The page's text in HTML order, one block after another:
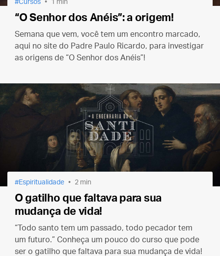
Cursos 1 min
“O Senhor dos Anéis”: a origem!
Semana que vem, você tem um encontro marcado,
aqui no site do Padre Paulo Ricardo, para investigar
as origens de “O Senhor dos Anéis”!
Espiritualidade 2 min
O gatilho que faltava para sua
mudança de vida!
“Todo santo tem um passado, todo pecador tem
um futuro.” Conheça um pouco do curso que pode
ser o gatilho que faltava para sua mudança de vida!